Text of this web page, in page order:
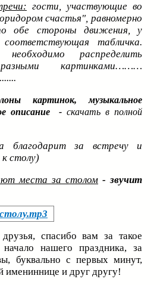
гости, участвующие во
счастья", равномерно
обе стороны движения, у
табличка.
распределить
картинками………
картинок, музыкальное
описание -скачать в полной
благодарит за встречу и
столу)
места за столом - звучит
спасибо вам за такое
нашего праздника, за
буквально с первых минут,
имениннице и друг другу!